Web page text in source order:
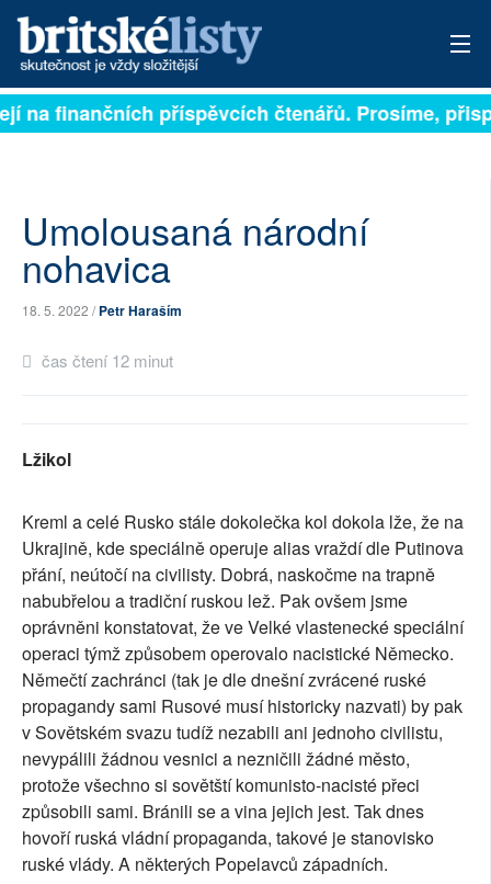
PŘIHLÁSIT
ARCHIV
ROZHOVORY
TÉMATA
NEJČTENĚJŠÍ ZA 7 DNÍ
PŘÍSPĚVKY NA PROVOZ
SOCIÁLNÍ SÍTĚ
RUBRIKY
PLNÁ VERZE STRÁNEK
finančních příspěvcích čtenářů. Prosíme,
Umolousaná národní
nohavica
18. 5. 2022 /Petr Haraším
čas čtení 12 minut
Lžikol
Kreml a celé Rusko stále dokolečka kol dokola lže, že na
Ukrajině, kde speciálně operuje alias vraždí dle Putinova
přání, neútočí na civilisty. Dobrá, naskočme na trapně
nabubřelou a tradiční ruskou lež. Pak ovšem jsme
oprávněni konstatovat, že ve Velké vlastenecké speciální
operaci týmž způsobem operovalo nacistické Německo.
Němečtí zachránci (tak je dle dnešní zvrácené ruské
propagandy sami Rusové musí historicky nazvati) by pak
v Sovětském svazu tudíž nezabili ani jednoho civilistu,
nevypálili žádnou vesnici a nezničili žádné město,
protože všechno si sovětští komunisto-nacisté přeci
způsobili sami. Bránili se a vina jejich jest. Tak dnes
hovoří ruská vládní propaganda, takové je stanovisko
ruské vlády. A některých Popelavců západních.